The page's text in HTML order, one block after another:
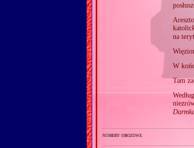
na
W
Tam
numery obozowe